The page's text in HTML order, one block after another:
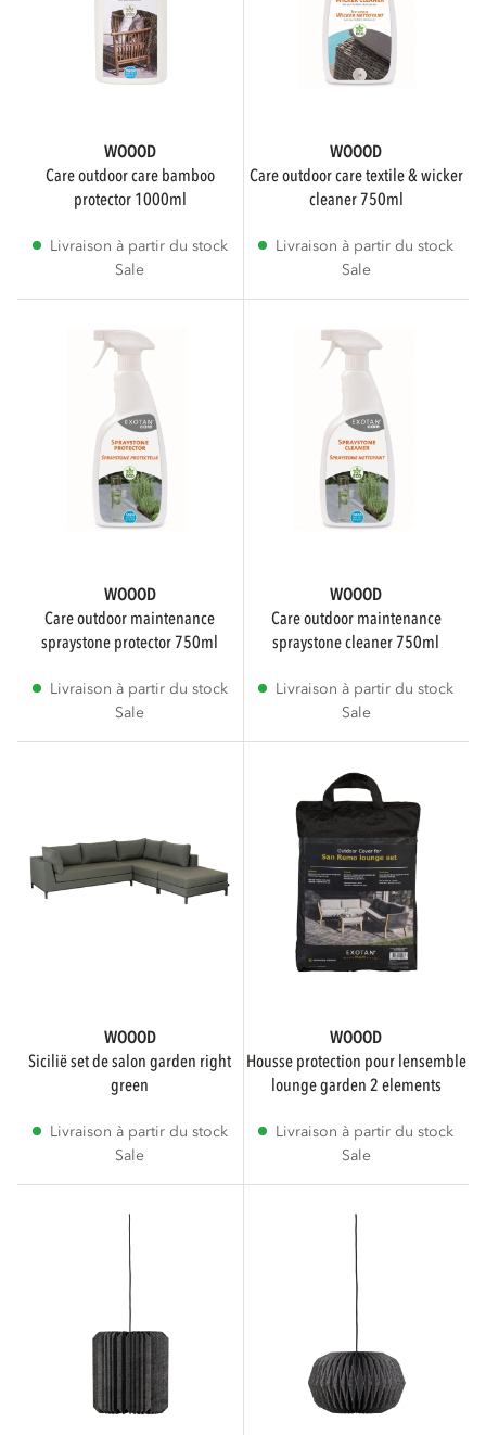
WOOOD
care outdoor care bamboo
protector 1000ml
Livraison à partir du stock
Sale
WOOOD
care outdoor care textile & wicker
cleaner 750ml
Livraison à partir du stock
Sale
WOOOD
care outdoor maintenance
spraystone protector 750ml
Livraison à partir du stock
Sale
WOOOD
care outdoor maintenance
spraystone cleaner 750ml
Livraison à partir du stock
Sale
WOOOD
sicilië set de salon garden right
green
Livraison à partir du stock
Sale
WOOOD
housse protection pour lensemble
lounge garden 2 elements
Livraison à partir du stock
Sale